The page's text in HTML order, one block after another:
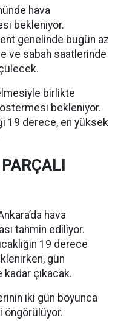
hava
bekleniyor.
genelinde bugün az
ve sabah saatlerinde
birlikte
bekleniyor.
19 derece, en yüksek
hava
tahmin ediliyor.
19 derece
gün
çıkacak.
iki gün boyunca
öngörülüyor.